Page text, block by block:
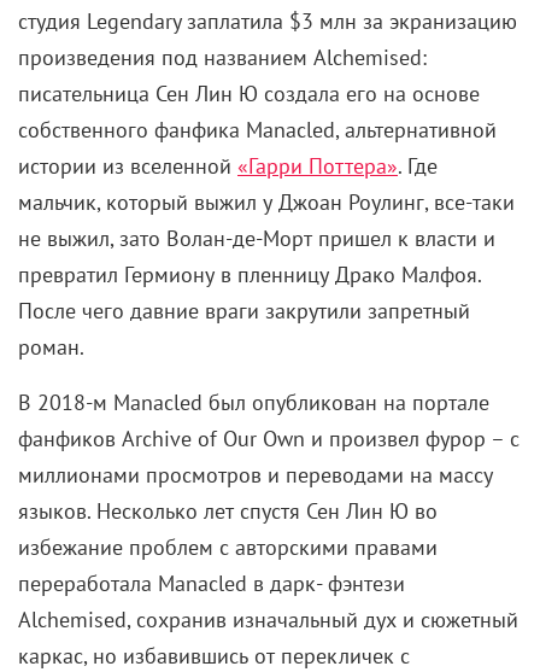
студия Legendary заплатила $3 млн за экранизацию
произведения под названием Alchemised:
писательница Сен Лин Ю создала его на основе
собственного фанфика Manacled, альтернативной
истории из вселенной «Гарри Поттера». Где
мальчик, который выжил у Джоан Роулинг, все-таки
не выжил, зато Волан-де-Морт пришел к власти и
превратил Гермиону в пленницу Драко Малфоя.
После чего давние враги закрутили запретный
роман.
В 2018-м Manacled был опубликован на портале
фанфиков Archive of Our Own и произвел фурор – с
миллионами просмотров и переводами на массу
языков. Несколько лет спустя Сен Лин Ю во
избежание проблем с авторскими правами
переработала Manacled в дарк- фэнтези
Alchemised, сохранив изначальный дух и сюжетный
каркас, но избавившись от перекличек с